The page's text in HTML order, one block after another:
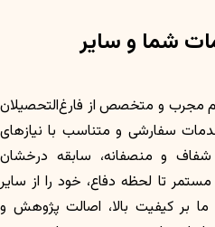
شما و سایر
مجرب و متخصص از فارغ‌التحصیلان
خدمات سفارشی و متناسب با نیازهای
و منصفانه، سابقه درخشان
تا لحظه دفاع، خود را از سایر
بر کیفیت بالا، اصالت پژوهش و